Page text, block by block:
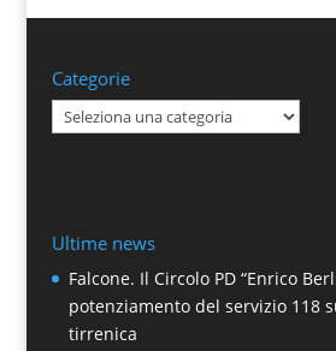
Categorie
Categorie
Ultime news
Falcone. Il Circolo PD “Enrico
potenziamento del servizio 118
tirrenica